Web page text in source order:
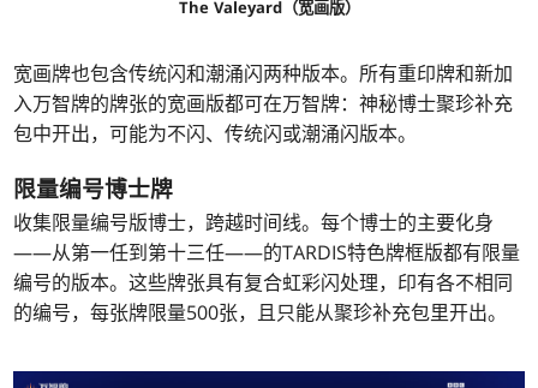
The Valeyard（宽画版）
宽画牌也包含传统闪和潮涌闪两种版本。所有重印牌和新加
入万智牌的牌张的宽画版都可在万智牌：神秘博士聚珍补充
包中开出，可能为不闪、传统闪或潮涌闪版本。
限量编号博士牌
收集限量编号版博士，跨越时间线。每个博士的主要化身
——从第一任到第十三任——的TARDIS特色牌框版都有限量
编号的版本。这些牌张具有复合虹彩闪处理，印有各不相同
的编号，每张牌限量500张，且只能从聚珍补充包里开出。